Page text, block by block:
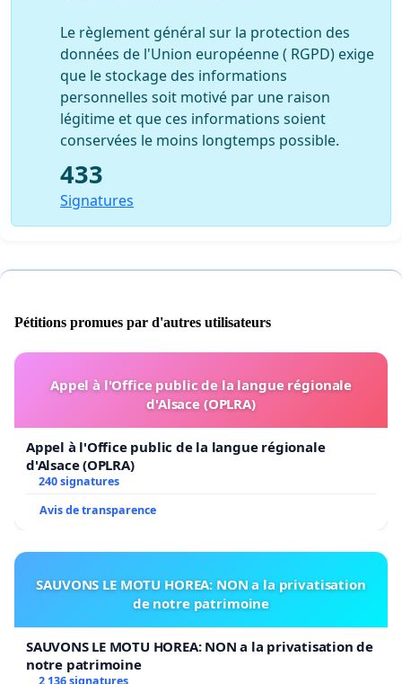
Le règlement général sur la protection des
données de l'Union européenne ( RGPD) exige
que le stockage des informations
personnelles soit motivé par une raison
légitime et que ces informations soient
conservées le moins longtemps possible.
433
Signatures
Pétitions promues par d'autres utilisateurs
Appel à l'Office public de la langue régionale
d'Alsace (OPLRA)
Appel à l'Office public de la langue régionale
d'Alsace (OPLRA)
240 signatures
Avis de transparence
SAUVONS LE MOTU HOREA: NON a la privatisation
de notre patrimoine
SAUVONS LE MOTU HOREA: NON a la privatisation de
notre patrimoine
2 136 signatures